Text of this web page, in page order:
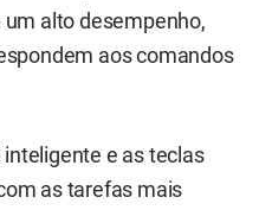
alto desempenho,
aos comandos
e as teclas
as tarefas mais